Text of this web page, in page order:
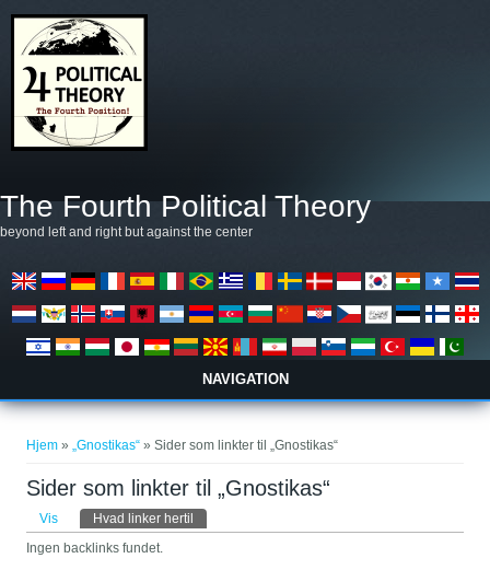
The Fourth Political Theory
beyond left and right but against the center
NAVIGATION
Hjem »„Gnostikas“ » Sider som linkter til „Gnostikas“
Sider som linkter til „Gnostikas“
Primære faneblade
Vis Hvad linker hertil
Ingen backlinks fundet.